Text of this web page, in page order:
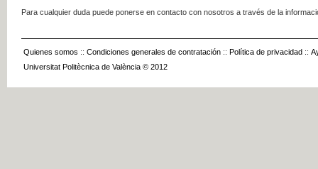
Para cualquier duda puede ponerse en contacto con nosotros a través de la
Quienes somos :: Condiciones generales de contratación :: Política de privacidad ::
Universitat Politècnica de València © 2012